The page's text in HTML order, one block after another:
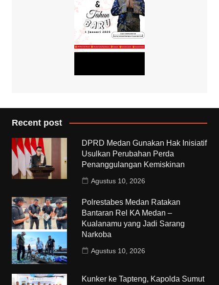
Recent post
DPRD Medan Gunakan Hak Inisiatif
Usulkan Perubahan Perda
Penanggulangan Kemiskinan
Agustus 10, 2026
Polrestabes Medan Ratakan
Bantaran Rel KA Medan –
Kualanamu yang Jadi Sarang
Narkoba
Agustus 10, 2026
Kunker ke Tapteng, Kapolda Sumut